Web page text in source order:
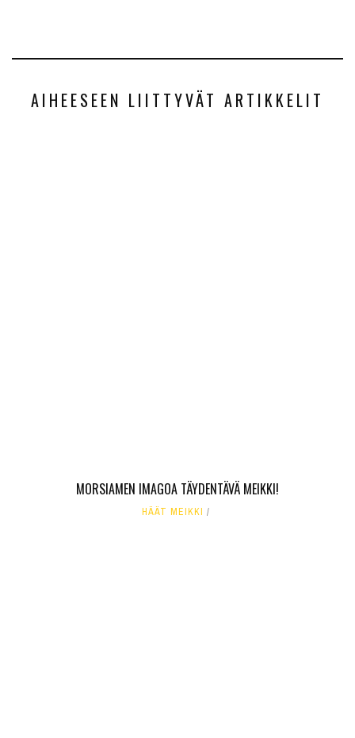
AIHEESEEN LIITTYVÄT ARTIKKELIT
MORSIAMEN IMAGOA TÄYDENTÄVÄ MEIKKI!
HÄÄT MEIKKI